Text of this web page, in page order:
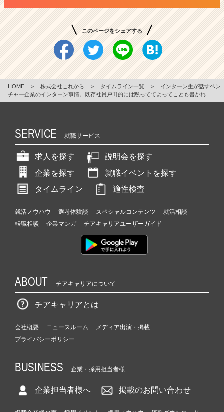
このページをシェアする
HOME ＞ 株式会社これから ＞ タイムライン一覧 ＞
インターン生が話すベン
チャー企業のインターン事情。既存社員戸田的には黙っててよってことも書かれ……
SERVICE 就職サービス
求人を探す
説明会を探す
企業を探す
就職イベントを探す
タイムライン
適性検査
就活ノウハウ 選考体験談 スペシャルコンテンツ
就活相談
転職相談
企業マンガ チアキャリアユーザーガイド
ABOUT チアキャリアについて
チアキャリアとは
会社概要 ニュースルーム
メディア出演・掲載
プライバシーポリシー
BUSINESS 企業・採用担当者様
企業担当者様へ 掲載のお問い合わせ